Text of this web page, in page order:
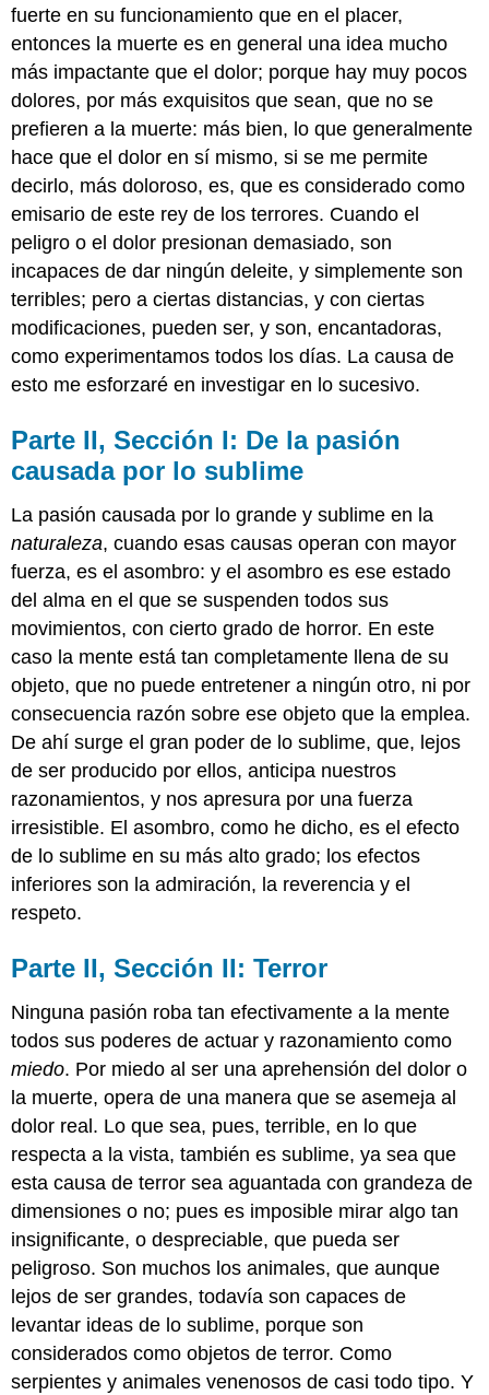
fuerte en su funcionamiento que en el placer,
entonces la muerte es en general una idea mucho
más impactante que el dolor; porque hay muy pocos
dolores, por más exquisitos que sean, que no se
prefieren a la muerte: más bien, lo que generalmente
hace que el dolor en sí mismo, si se me permite
decirlo, más doloroso, es, que es considerado como
emisario de este rey de los terrores. Cuando el
peligro o el dolor presionan demasiado, son
incapaces de dar ningún deleite, y simplemente son
terribles; pero a ciertas distancias, y con ciertas
modificaciones, pueden ser, y son, encantadoras,
como experimentamos todos los días. La causa de
esto me esforzaré en investigar en lo sucesivo.
Parte II, Sección I: De la pasión
causada por lo sublime
La pasión causada por lo grande y sublime en la
naturaleza, cuando esas causas operan con mayor
fuerza, es el asombro: y el asombro es ese estado
del alma en el que se suspenden todos sus
movimientos, con cierto grado de horror. En este
caso la mente está tan completamente llena de su
objeto, que no puede entretener a ningún otro, ni por
consecuencia razón sobre ese objeto que la emplea.
De ahí surge el gran poder de lo sublime, que, lejos
de ser producido por ellos, anticipa nuestros
razonamientos, y nos apresura por una fuerza
irresistible. El asombro, como he dicho, es el efecto
de lo sublime en su más alto grado; los efectos
inferiores son la admiración, la reverencia y el
respeto.
Parte II, Sección II: Terror
Ninguna pasión roba tan efectivamente a la mente
todos sus poderes de actuar y razonamiento como
miedo. Por miedo al ser una aprehensión del dolor o
la muerte, opera de una manera que se asemeja al
dolor real. Lo que sea, pues, terrible, en lo que
respecta a la vista, también es sublime, ya sea que
esta causa de terror sea aguantada con grandeza de
dimensiones o no; pues es imposible mirar algo tan
insignificante, o despreciable, que pueda ser
peligroso. Son muchos los animales, que aunque
lejos de ser grandes, todavía son capaces de
levantar ideas de lo sublime, porque son
considerados como objetos de terror. Como
serpientes y animales venenosos de casi todo tipo. Y